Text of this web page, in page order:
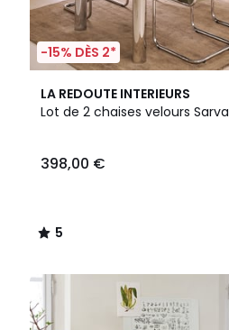
-15% DÈS 2*
LA REDOUTE INTERIEURS
Lot de 2 chaises velours Sarva
€.
398,00 €
5
/
5
/